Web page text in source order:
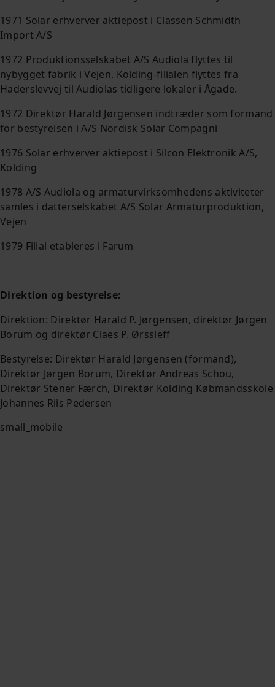
1971 Solar erhverver aktiepost i Classen Schmidth
Import A/S
1972 Produktionsselskabet A/S Audiola flyttes til
nybygget fabrik i Vejen. Kolding-filialen flyttes fra
Haderslevvej til Audiolas tidligere lokaler i Ågade.
1972 Direktør Harald Jørgensen indtræder som formand
for bestyrelsen i A/S Nordisk Solar Compagni
1976 Solar erhverver aktiepost i Silcon Elektronik A/S,
Kolding
1978 A/S Audiola og armaturvirksomhedens aktiviteter
samles i datterselskabet A/S Solar Armaturproduktion,
Vejen
1979 Filial etableres i Farum
Direktion og bestyrelse:
Direktion: Direktør Harald P. Jørgensen, direktør Jørgen
Borum og direktør Claes P. Ørssleff
Bestyrelse: Direktør Harald Jørgensen (formand),
Direktør Jørgen Borum, Direktør Andreas Schou,
Direktør Stener Færch, Direktør Kolding Købmandsskole
Johannes Riis Pedersen